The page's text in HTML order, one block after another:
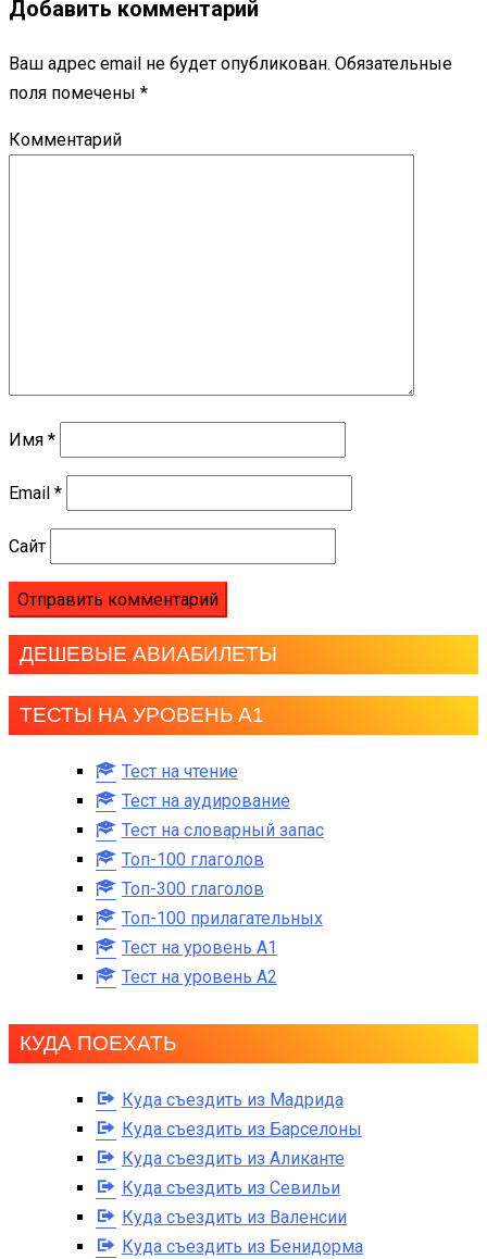
Добавить комментарий
Ваш адрес email не будет опубликован. Обязательные
поля помечены *
Комментарий
Имя *
Email *
Сайт
ДЕШЕВЫЕ АВИАБИЛЕТЫ
ТЕСТЫ НА УРОВЕНЬ А1
Тест на чтение
Тест на аудирование
Тест на словарный запас
Топ-100 глаголов
Топ-300 глаголов
Топ-100 прилагательных
Тест на уровень A1
Тест на уровень A2
КУДА ПОЕХАТЬ
Куда съездить из Мадрида
Куда съездить из Барселоны
Куда съездить из Аликанте
Куда съездить из Севильи
Куда съездить из Валенсии
Куда съездить из Бенидорма